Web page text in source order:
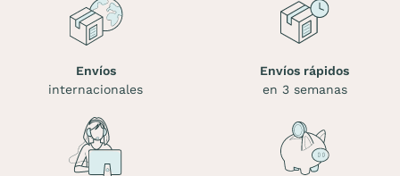
Envíos
internacionales
Envíos rápidos
en 3 semanas